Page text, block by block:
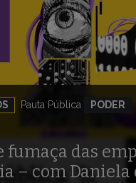
Pauta Pública
PODER
fumaça das
– com Daniela